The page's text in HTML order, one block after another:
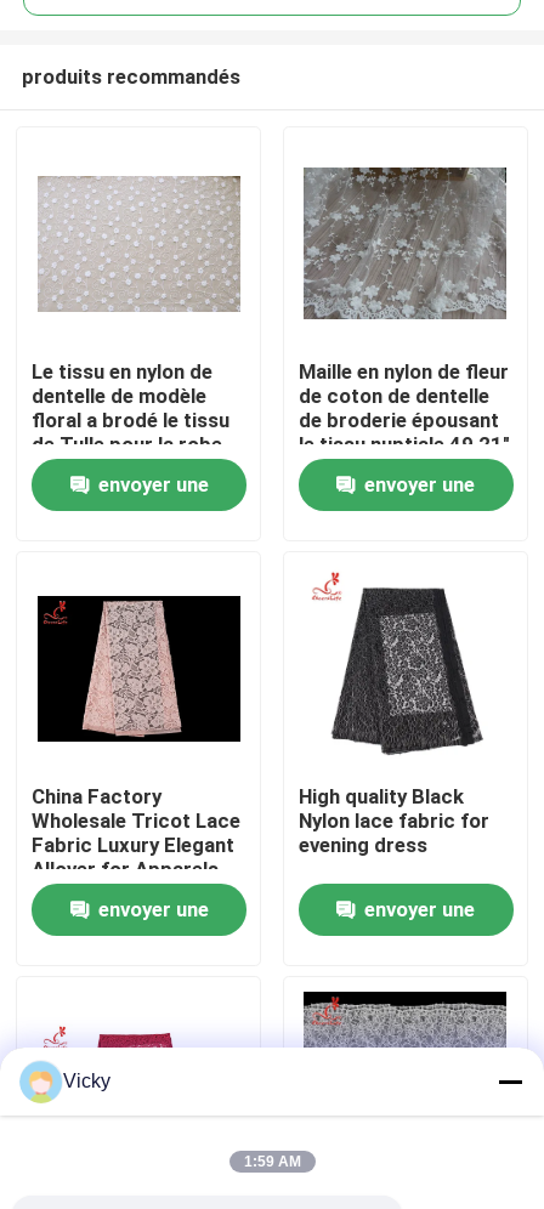
Maison
Au sujet de nous
Visite d'usine
Contrôle de qualité
Contactez-nous
Exhibition Information
tissu brodé de dentelle
produits recommandés
Le tissu en nylon de
dentelle de modèle
floral a brodé le tissu
de Tulle pour la robe
de mariage
envoyer une
Maille en nylon de fleur
de coton de dentelle
de broderie épousant
le tissu nuptiale 49,21"
de robe largeur
envoyer une
China Factory
Wholesale Tricot Lace
Fabric Luxury Elegant
Allover for Apparels
and Garment Dress
envoyer une
High quality Black
Nylon lace fabric for
evening dress
envoyer une
Vicky
1:59 AM